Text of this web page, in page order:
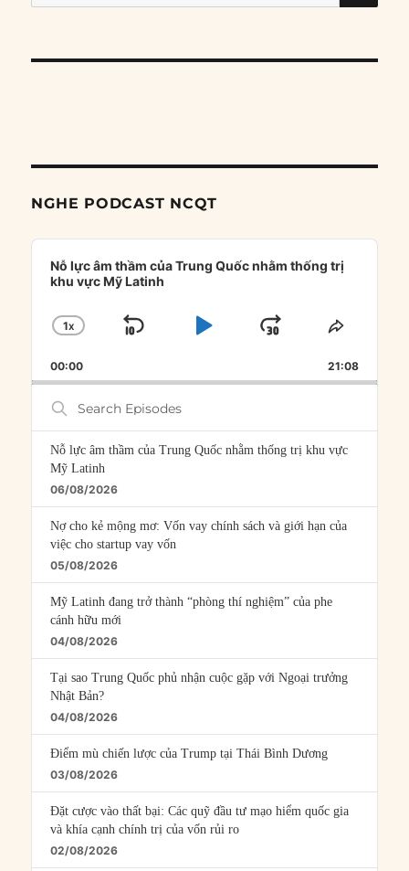
for:
NGHE PODCAST NCQT
Audio
Player
Nỗ lực âm thầm của Trung Quốc nhằm thống trị
khu vực Mỹ Latinh
CHANGE
RATE
1X
SKIP
PLAYJUMP
FORWARD
SHARE
00:00 21:08
Search
Episodes
Nỗ lực âm thầm của Trung Quốc nhằm thống trị khu vực
Mỹ Latinh
06/08/2026
Nợ cho kẻ mộng mơ: Vốn vay chính sách và giới hạn của
việc cho startup vay vốn
05/08/2026
Mỹ Latinh đang trở thành “phòng thí nghiệm” của phe
cánh hữu mới
04/08/2026
Tại sao Trung Quốc phủ nhận cuộc gặp với Ngoại trưởng
Nhật Bản?
04/08/2026
Điểm mù chiến lược của Trump tại Thái Bình Dương
03/08/2026
Đặt cược vào thất bại: Các quỹ đầu tư mạo hiểm quốc gia
và khía cạnh chính trị của vốn rủi ro
02/08/2026